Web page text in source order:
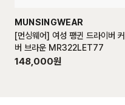
MUNSINGWEAR
[먼싱웨어] 여성 팽귄 드라이버 커
버 브라운 MR322LET77
148,000원